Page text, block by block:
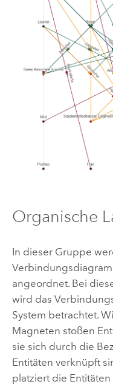
Organische
In dieser Gruppe
angeordnet. Bei
wird das
System betrachtet.
Magneten stoßen
sie sich durch die
Entitäten verknüpft
platziert die